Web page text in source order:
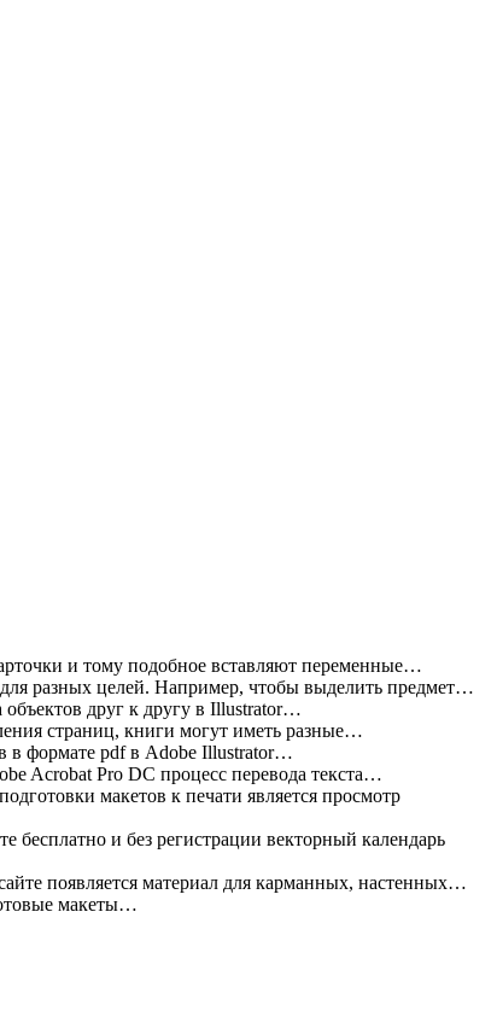
и тому подобное вставляют переменные…
разных целей. Например, чтобы выделить предмет…
друг к другу в Illustrator…
страниц, книги могут иметь разные…
в формате pdf в Adobe Illustrator…
Acrobat Pro DC процесс перевода текста…
макетов к печати является просмотр
бесплатно и без регистрации векторный календарь
появляется материал для карманных, настенных…
макеты…